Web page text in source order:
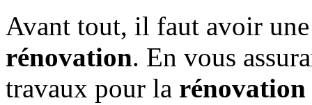
Avant tout, il faut avoir
rénovation. En vous
travaux pour la rénovation